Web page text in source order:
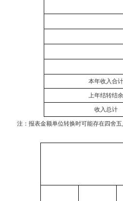
本年收入合计
上年结转结余
收入总计
注：报表金额单位转换时可能存在四舍五